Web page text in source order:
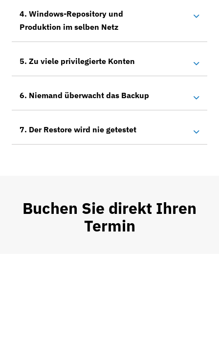
4. Windows-Repository und
Produktion im selben Netz
5. Zu viele privilegierte Konten
6. Niemand überwacht das Backup
7. Der Restore wird nie getestet
Buchen Sie direkt Ihren
Termin